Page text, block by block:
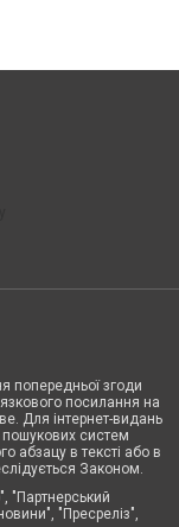
попередньої згоди
посилання на
Для інтернет-видань
систем
абзацу в тексті або в
Законом.
"Партнерський
"Пресреліз",